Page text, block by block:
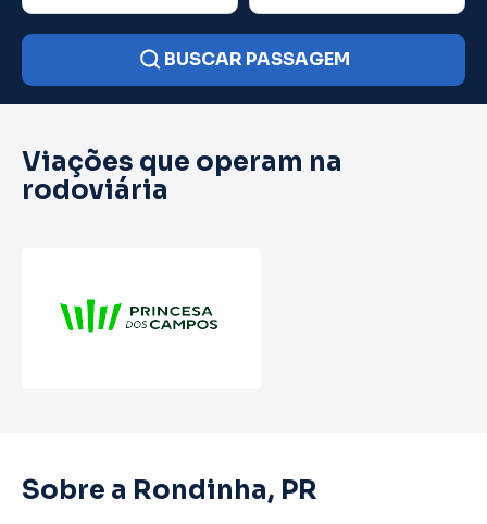
BUSCAR PASSAGEM
Viações que operam na
rodoviária
Sobre a Rondinha, PR